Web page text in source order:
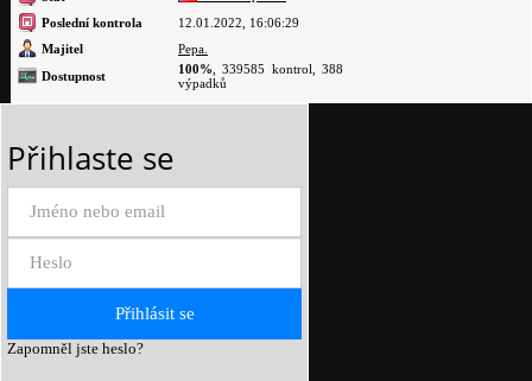
Poslední kontrola
12.01.2022, 16:06:29
Majitel
Pepa.
Dostupnost
100% , 339585 kontrol, 388
výpadků
Přihlaste se
Zapomněl jste heslo?